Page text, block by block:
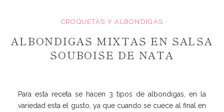
CROQUETAS Y ALBONDIGAS
ALBONDIGAS MIXTAS EN SALSA
SOUBOISE DE NATA
Para esta receta se hacen 3 tipos de albondigas, en la
variedad esta el gusto, ya que cuando se cuece al final en